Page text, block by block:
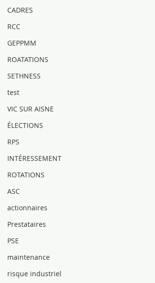
CADRES
RCC
GEPPMM
ROATATIONS
SETHNESS
test
VIC SUR AISNE
ÉLECTIONS
RPS
INTÉRESSEMENT
ROTATIONS
ASC
actionnaires
Prestataires
PSE
maintenance
risque industriel